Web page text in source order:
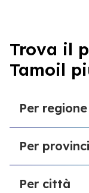
Trova il
Tamoil
Per regione
Veneto
Abruzzo
Liguria
Per
Provincia di
Per città